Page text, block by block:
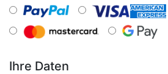
Ihre Daten